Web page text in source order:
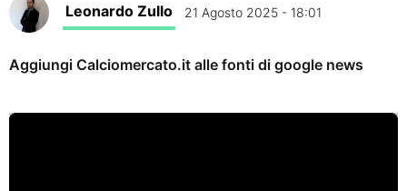
Leonardo Zullo 21 Agosto 2025 - 18:01
Aggiungi Calciomercato.it alle fonti di google news